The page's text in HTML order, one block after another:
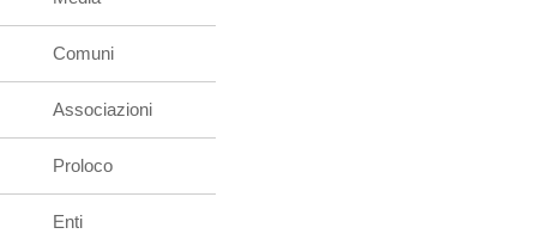
Comuni
Associazioni
Proloco
Enti